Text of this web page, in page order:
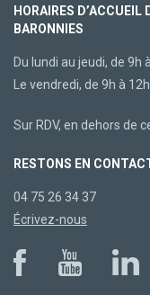
HORAIRES
BARONNIES
Du lundi au jeudi, de 9h
Le vendredi, de 9h à 12h
Sur RDV, en dehors de
RESTONS EN
04 75 26 34 37
Écrivez-nous